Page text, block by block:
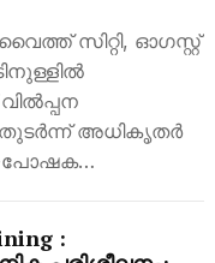
സിറ്റി, ഓഗസ്റ്റ്
തുടർന്ന് അധികൃതർ
പോഷക…
: